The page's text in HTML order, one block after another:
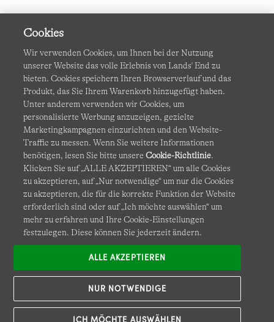
AGB Datenschutz & Sicherheit
Cookies Ich möchte auswählen Barrierefreiheit
Site Map Internationale Websites
Diese Website ist durch reCAPTCHA geschützt. Es gelten die
Datenschutzerklärung undNutzungsbedingungenvon
Google.
Cookies
Wir verwenden Cookies, um Ihnen bei der Nutzung
unserer Website das volle Erlebnis von Lands' End zu
bieten. Cookies speichern Ihren Browserverlauf und das
Produkt, das Sie Ihrem Warenkorb hinzugefügt haben.
Unter anderem verwenden wir Cookies, um
personalisierte Werbung anzuzeigen, gezielte
Marketingkampagnen einzurichten und den Website-
Traffic zu messen. Wenn Sie weitere Informationen
benötigen, lesen Sie bitte unsereCookie-Richtlinie.
Klicken Sie auf „ALLE AKZEPTIEREN“ um alle Cookies
zu akzeptieren, auf „Nur notwendige“ um nur die Cookies
zu akzeptieren, die für die korrekte Funktion der Website
erforderlich sind oder auf „Ich möchte auswählen“ um
mehr zu erfahren und Ihre Cookie-Einstellungen
festzulegen. Diese können Sie jederzeit ändern.
ICH MÖCHTE AUSWÄHLEN
NUR NOTWENDIGE
ALLE AKZEPTIEREN